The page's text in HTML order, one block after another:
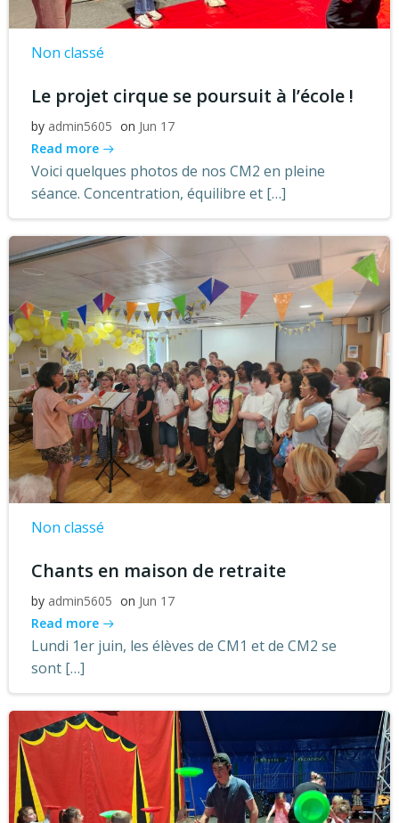
Non classé
Le projet cirque se poursuit à l’école !
by admin5605 on Jun 17
Read more
Voici quelques photos de nos CM2 en pleine
séance. Concentration, équilibre et […]
Non classé
Chants en maison de retraite
by admin5605 on Jun 17
Read more
Lundi 1er juin, les élèves de CM1 et de CM2 se
sont […]